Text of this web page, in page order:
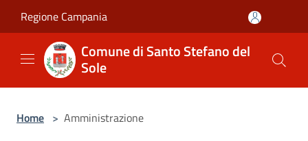
Regione Campania
Comune di Santo Stefano del
Sole
Home > Amministrazione